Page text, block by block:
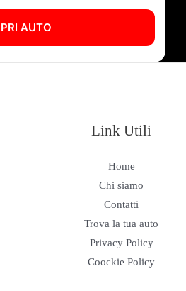
AUTO
Link Utili
Home
Chi siamo
Contatti
Trova la tua auto
Privacy Policy
Coockie Policy